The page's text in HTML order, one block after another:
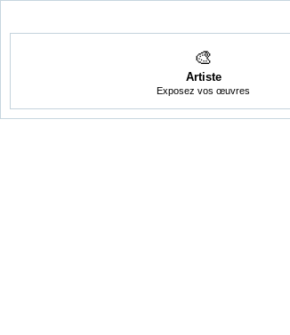
🎨
Artiste
Exposez vos œuvres